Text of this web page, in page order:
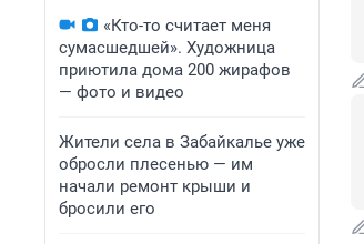
«Кто-то считает меня
сумасшедшей». Художница
приютила дома 200 жирафов
— фото и видео
Жители села в Забайкалье уже
обросли плесенью — им
начали ремонт крыши и
бросили его